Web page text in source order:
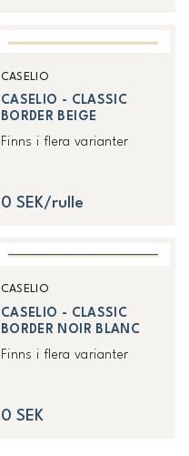
CASELIO
CASELIO - CLASSIC
BORDER BEIGE
Finns i flera varianter
0 SEK/rulle
CASELIO
CASELIO - CLASSIC
BORDER NOIR BLANC
Finns i flera varianter
0 SEK